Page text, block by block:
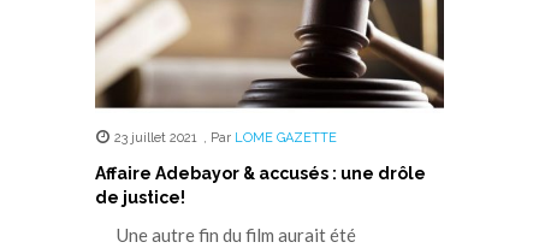
23 juillet 2021 Par LOME GAZETTE
Affaire Adebayor & accusés : une drôle
de justice!
Une autre fin du film aurait été